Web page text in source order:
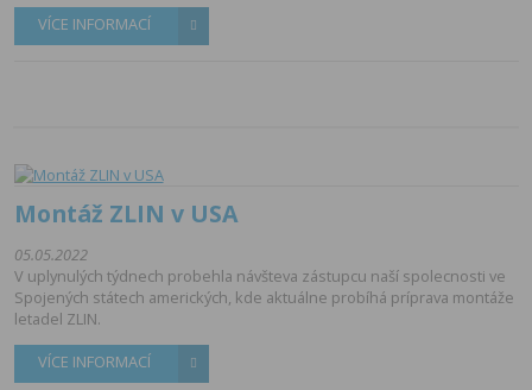
VÍCE INFORMACÍ
Montáž ZLIN v USA
05.05.2022
V uplynulých týdnech probehla návšteva zástupcu naší spolecnosti ve
Spojených státech amerických, kde aktuálne probíhá príprava montáže
letadel ZLIN.
VÍCE INFORMACÍ